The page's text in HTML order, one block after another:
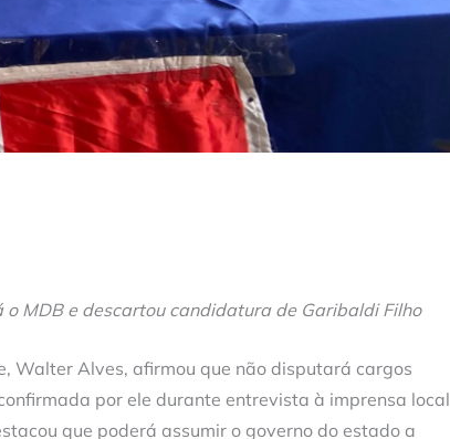
MDB e descartou candidatura de Garibaldi Filho
Walter Alves, afirmou que não disputará cargos
por ele durante entrevista à imprensa local
que poderá assumir o governo do estado a